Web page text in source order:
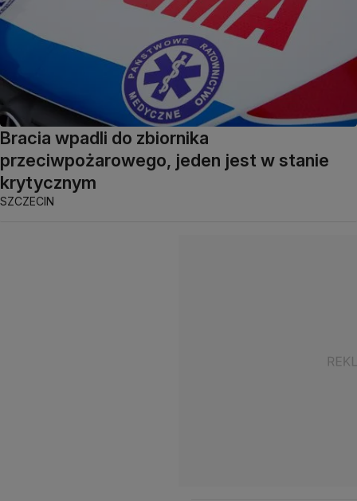
Bracia wpadli do zbiornika
przeciwpożarowego, jeden jest w stanie
krytycznym
SZCZECIN